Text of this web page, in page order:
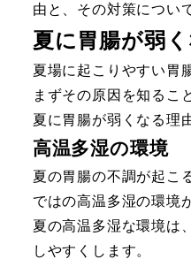
由と、その対策につい
夏に胃腸が弱
夏場に起こりやすい胃
まずその原因を知るこ
夏に胃腸が弱くなる理
高温多湿の環境
夏の胃腸の不調が起こ
ではの高温多湿の環境
夏の高温多湿な環境は
しやすくします。